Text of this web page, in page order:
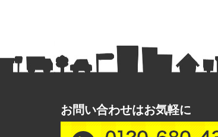
お問い合わせはお気軽に